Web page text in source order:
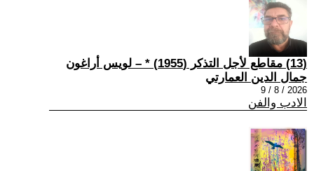
(13) مقاطع لأجل التذكر (1955) * – لويس أراغون
جمال الدين العمارتي
2026 / 8 / 9
الادب والفن